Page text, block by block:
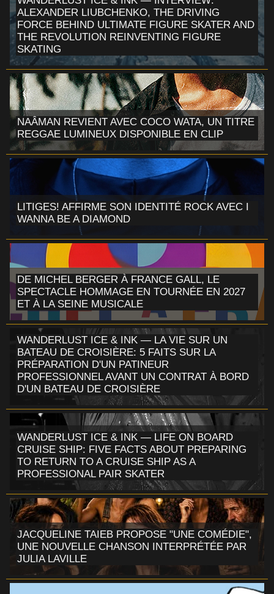
ALEXANDER LIUBCHENKO, THE DRIVING
FORCE BEHIND ULTIMATE FIGURE SKATER AND
THE REVOLUTION REINVENTING FIGURE
SKATING
NAÂMAN REVIENT AVEC COCO WATA, UN TITRE
REGGAE LUMINEUX DISPONIBLE EN CLIP
LITIGES! AFFIRME SON IDENTITÉ ROCK AVEC I
WANNA BE A DIAMOND
DE MICHEL BERGER À FRANCE GALL, LE
SPECTACLE HOMMAGE EN TOURNÉE EN 2027
ET À LA SEINE MUSICALE
WANDERLUST ICE & INK — LA VIE SUR UN
BATEAU DE CROISIÈRE: 5 FAITS SUR LA
PRÉPARATION D'UN PATINEUR
PROFESSIONNEL AVANT UN CONTRAT À BORD
D'UN BATEAU DE CROISIÈRE
WANDERLUST ICE & INK — LIFE ON BOARD
CRUISE SHIP: FIVE FACTS ABOUT PREPARING
TO RETURN TO A CRUISE SHIP AS A
PROFESSIONAL PAIR SKATER
JACQUELINE TAIEB PROPOSE "UNE COMÉDIE",
UNE NOUVELLE CHANSON INTERPRÉTÉE PAR
JULIA LAVILLE